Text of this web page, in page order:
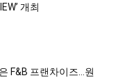
개최
F&B 프랜차이즈…원